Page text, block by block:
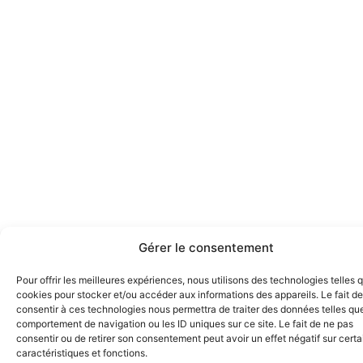
Gérer le consentement
Pour offrir les meilleures expériences, nous utilisons des technologies telles
cookies pour stocker et/ou accéder aux informations des appareils. Le fait de
consentir à ces technologies nous permettra de traiter des données telles
comportement de navigation ou les ID uniques sur ce site. Le fait de ne pas
consentir ou de retirer son consentement peut avoir un effet négatif sur
caractéristiques et fonctions.